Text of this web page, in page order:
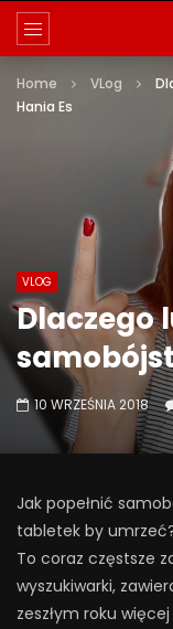
Home VLog
Hania Es
VLOG
Dlaczego
10 WRZEŚNIA 2018
Jak popełnić
tabletek by
To coraz częstsze
wyszukiwarki,
zeszłym roku